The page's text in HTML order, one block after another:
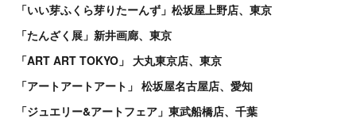
「いい芽ふくら芽りたーんず」松坂屋上野店、東京
「たんざく展」新井画廊、東京
「ART ART TOKYO」 大丸東京店、東京
「アートアートアート」 松坂屋名古屋店、愛知
「ジュエリー&アートフェア」東武船橋店、千葉